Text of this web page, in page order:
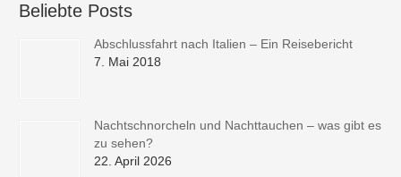
Beliebte Posts
Abschlussfahrt nach Italien – Ein Reisebericht
7. Mai 2018
Nachtschnorcheln und Nachttauchen – was gibt es
zu sehen?
22. April 2026